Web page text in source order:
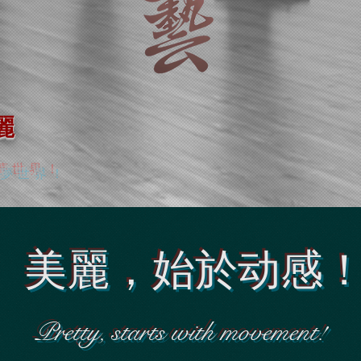
世界！
麗，始於动感
Pretty, starts with movement!